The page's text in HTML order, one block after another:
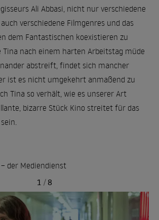
Ali Abbasi, nicht nur verschiedene
verschiedene Filmgenres und das
dem Fantastischen koexistieren zu
Tina nach einem harten Arbeitstag müde
abstreift, findet sich mancher
ist es nicht umgekehrt anmaßend zu
Tina so verhält, wie es unserer Art
bizarre Stück Kino streitet für das
der Mediendienst
1 / 8